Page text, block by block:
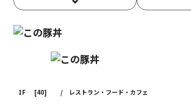
1F [40] / レストラン・フード・カフェ